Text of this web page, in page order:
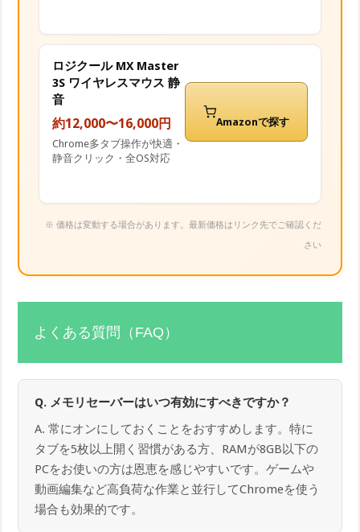
ロジクール MX Master
3S ワイヤレスマウス 静
音
約12,000〜16,000円
Chrome多タブ操作が快適・
静音クリック・全OS対応
Amazonで探す
※ 価格は変動する場合があります。最新価格はリンク先でご確認くだ
さい
よくある質問（FAQ）
Q. メモリセーバーはいつ有効にすべきですか？
A. 常にオンにしておくことをおすすめします。特に
タブを5枚以上開く習慣がある方、RAMが8GB以下の
PCをお使いの方は恩恵を感じやすいです。ゲームや
動画編集など高負荷な作業と並行してChromeを使う
場合も効果的です。